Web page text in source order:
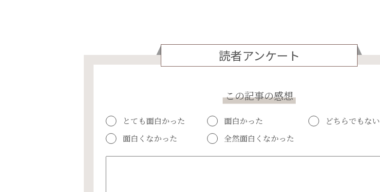
読者アンケート
この記事の感想
とても面白かった 面白かった
どちらでもない
面白くなかった
全然面白くなかった